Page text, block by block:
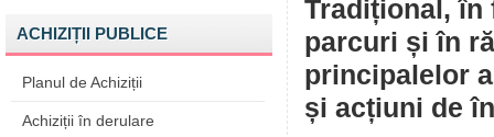
ACHIZIȚII PUBLICE
Planul de Achiziții
Achiziții în derulare
Tradițional, în
parcuri și în
principalelor
și acțiuni de